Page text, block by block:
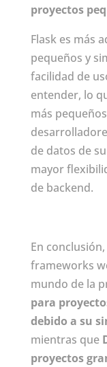
proyectos
Flask es más
pequeños y
facilidad de
entender, lo
más
de datos de
mayor
de backend.
En
frameworks
mundo de la
para
debido a su
mientras que
proyectos